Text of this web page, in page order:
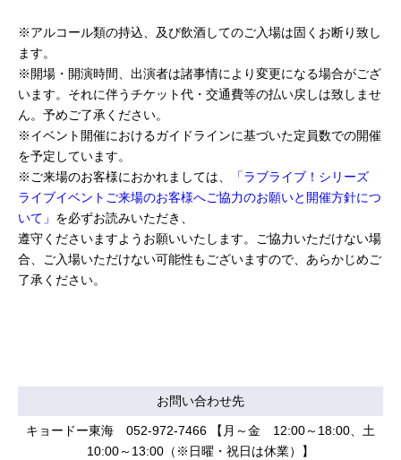
※アルコール類の持込、及び飲酒してのご入場は固くお断り致し
ます。
※開場・開演時間、出演者は諸事情により変更になる場合がござ
います。それに伴うチケット代・交通費等の払い戻しは致しませ
ん。予めご了承ください。
※イベント開催におけるガイドラインに基づいた定員数での開催
を予定しています。
※ご来場のお客様におかれましては、
「ラブライブ！シリーズ
ライブイベントご来場のお客様へご協力のお願いと開催方針につ
いて」 を必ずお読みいただき、
遵守くださいますようお願いいたします。ご協力いただけない場
合、ご入場いただけない可能性もございますので、あらかじめご
了承ください。
お問い合わせ先
キョードー東海 052-972-7466 【月～金 12:00～18:00、土
10:00～13:00（※日曜・祝日は休業）】